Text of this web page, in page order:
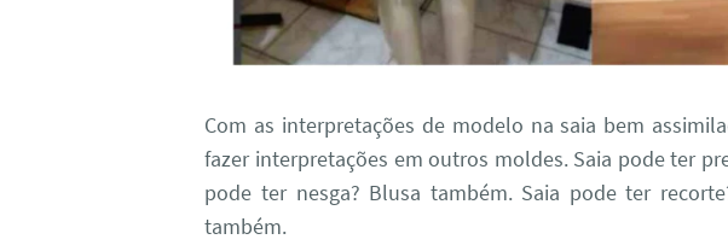
Com as interpretações de modelo na saia bem
fazer interpretações em outros moldes. Saia pode ter
pode ter nesga? Blusa também. Saia pode ter
também.